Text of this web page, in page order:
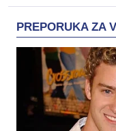
PREPORUKA ZA